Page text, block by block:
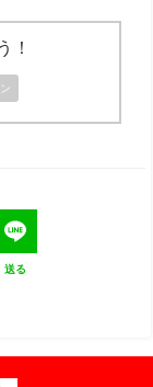
！
送る